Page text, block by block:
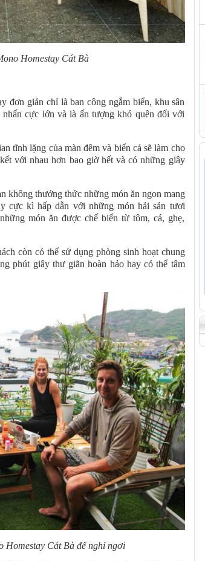
Homestay Cát Bà
đơn giản chỉ là ban công ngắm biển, khu sân
cực lớn và là ấn tượng khó quên đối với
tĩnh lặng của màn đêm và biển cả sẽ làm cho
với nhau hơn bao giờ hết và có những giây
không thưởng thức những món ăn ngon mang
cực kì hấp dẫn với những món hải sản tươi
món ăn được chế biến từ tôm, cá, ghẹ,
còn có thể sử dụng phòng sinh hoạt chung
phút giây thư giãn hoàn hảo hay có thể tâm
Homestay Cát Bà để nghỉ ngơi